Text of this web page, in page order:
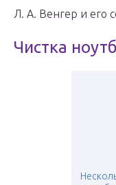
Л. А. Венгер и его
Чистка